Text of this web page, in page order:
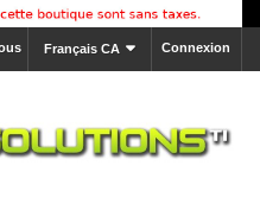
Connexion
Français CA